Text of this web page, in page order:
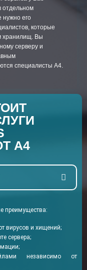
отдельном
нужно его
которые
хранилищ. Вы
серверу и
специалисты А4.
А4
преимущества:
вирусов и хищений;
сервера;
независимо от